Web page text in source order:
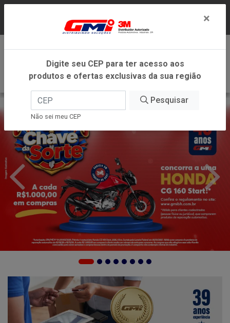
DENTRO DO ESTADO DE MINAS GERAIS.
×
Digite seu CEP para ter acesso aos
produtos e ofertas exclusivas da sua região
Pesquisar
Não sei meu CEP